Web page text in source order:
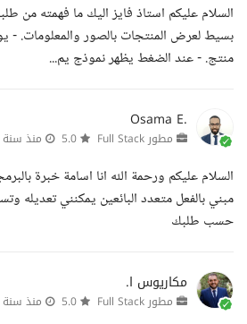
السلام عليكم استاذ فايز اليك ما فهمته
بسيط لعرض المنتجات بالصور والمعلومات. -
منتج. - عند الضغط يظهر نموذج يم...
Osama E.
مطور Full Stack منذ سنة
مبني بالفعل متعدد البائعين يمكنني تعديله
حسب طلبك
مكاريوس ا.
مطور Full Stack منذ سنة